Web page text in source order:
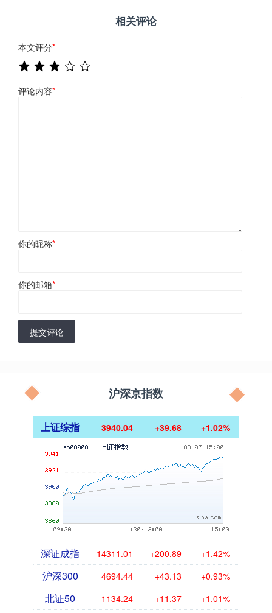
相关评论
本文评分*
评论内容*
你的昵称*
你的邮箱*
提交评论
沪深京指数
上证综指 3940.04 +39.68 +1.02%
深证成指 14311.01 +200.89 +1.42%
沪深300 4694.44 +43.13 +0.93%
北证50 1134.24 +11.37 +1.01%